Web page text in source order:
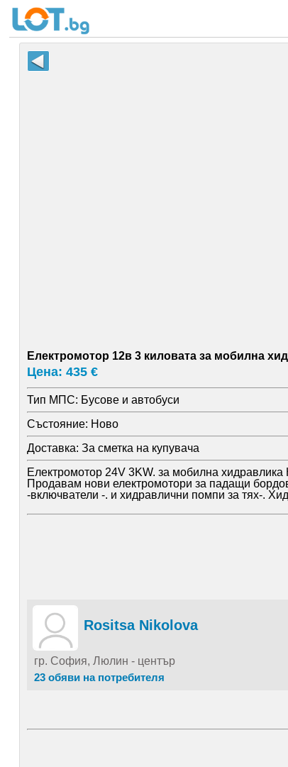
Електромотор 12в 3 киловата за мобилна
Цена: 435 €
Тип МПС: Бусове и автобуси
Състояние: Ново
Доставка: За сметка на купувача
Електромотор 24V 3KW. за мобилна
Продавам нови електромотори за падащи
-включватели -. и хидравлични помпи за тях-.
Rositsa Nikolova
гр. София, Люлин - център
23 обяви на потребителя